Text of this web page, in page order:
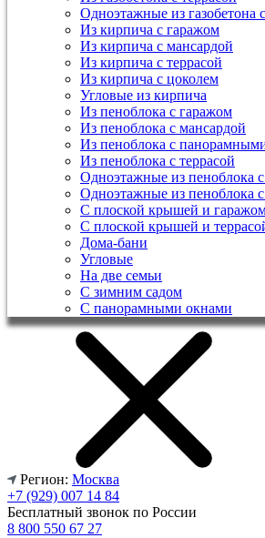
Одноэтажные из газобетона
Из кирпича с гаражом
Из кирпича с мансардой
Из кирпича с террасой
Из кирпича с цоколем
Угловые из кирпича
Из пеноблока с гаражом
Из пеноблока с мансардой
Из пеноблока с
Из пеноблока с террасой
Одноэтажные из пеноблока
Одноэтажные из пеноблока с
С плоской крышей и
С плоской крышей и
Дома-бани
Угловые
На две семьи
С зимним садом
С панорамными окнами
Регион: Москва
+7 (929) 007 14 84
Бесплатный звонок по России
8 800 550 67 27